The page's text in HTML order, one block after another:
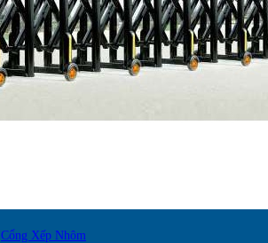
Cổng Xếp Nhôm